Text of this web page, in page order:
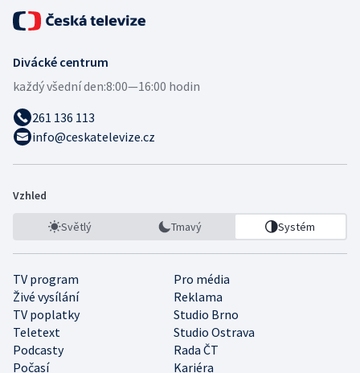
Divácké centrum
každý všední den:8:00—16:00 hodin
261 136 113
info@ceskatelevize.cz
Vzhled
Světlý Tmavý Systém
TV program
Pro média
Živé vysílání
Reklama
TV poplatky
Studio Brno
Teletext
Studio Ostrava
Podcasty
Rada ČT
Počasí
Kariéra